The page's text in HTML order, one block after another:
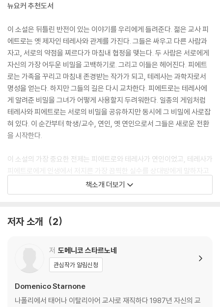
뉴요커 추천도서
이 소설은 뒤틀린 반전이 있는 이야기를 우리에게 들려준다. 젊은 교사 피
에트로는 옛 제자인 테레사와 관계를 가진다. 그들은 싸우고 다른 사람과
자고, 서로의 약점을 찌르다가 마침내 협정을 맺는다. 두 사람은 서로에게
자신의 가장 어두운 비밀을 고백하기로. 그리고 이들은 헤어진다. 피에트
로는 가족을 꾸리고 마침내 존경받는 작가가 되고, 테레사는 과학자로서
명성을 얻는다. 하지만 그들의 길은 다시 교차한다. 피에트로는 테레사에
게 알려준 비밀을 그녀가 어떻게 사용할지 두려워한다. 일종의 게임처럼
테레사와 피에트로는 서로의 비밀을 공유하지만 동시에 그 비밀에 사로잡
혀 있다. 이 순간부터 학생/교수, 연인, 옛 연인으로서 그들은 새로운 전환
을 시작한다.
이 소설의 가장 중요한 전제는 피에트로와 테레사가 연인이었고, 테레사가
피에트로에게 인생에서 저지른 가장 끔찍한 실수를 상대방에게 말하자고
제안한 것이다. 그녀는 서로가 가장 어두운 비밀을 안다면, 헤어질 수 없을
것이라고 생각했다. 그러나 그들은 그 직후에 헤어졌다. 피에트로가 또는
그 결과는 어땠을까?
험이 있는 비밀로 인해 사람들이 어떻게 움직이는지를 보여주는 특별한 작
품이다. 그리고 이를 통해 작가는 신뢰가 모든 관계에서 핵심적인 것이라
가 능숙할수록 이야기꾼도 더 좋게 느껴진다.”
책소개 더보기
저자 소개 2
저 도메니코 스타르노네
관심작가 알림신청
Domenico Starnone
나폴리에서 태어나 이탈리아어 교사로 재직하다 1987년 자신의 교